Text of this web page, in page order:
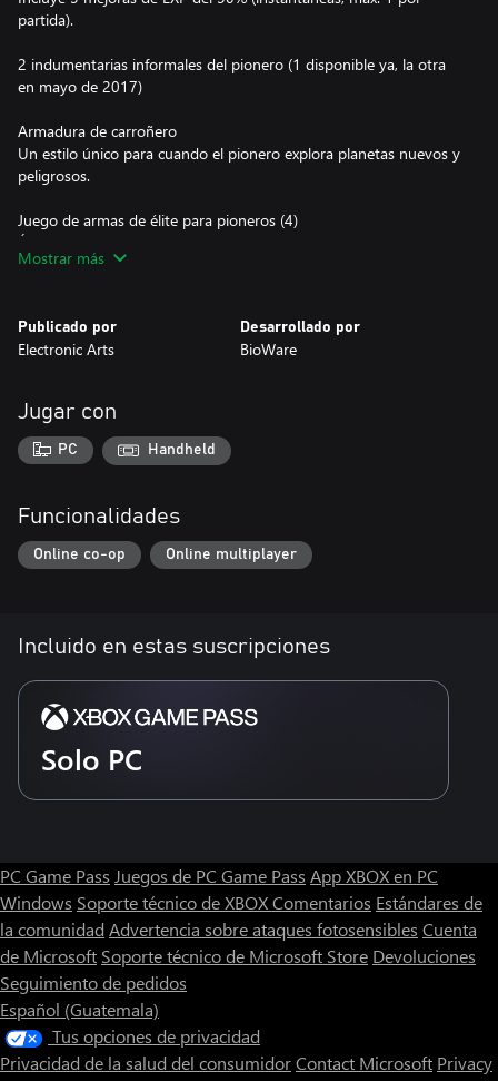
partida).
2 indumentarias informales del pionero (1 disponible ya, la otra
en mayo de 2017)
Armadura de carroñero
Un estilo único para cuando el pionero explora planetas nuevos y
peligrosos.
Juego de armas de élite para pioneros (4)
Ábrete paso a tiros en Andrómeda con estas armas exclusivas.
bordo de la Tempest.
Multiplayer Deluxe Launch Pack: disfruta del juego cooperativo
desde el primer día con el Multiplayer Launch Pack que incluye
objetos ideales para empezar a progresar (instantáneos).
www.ea.com/es-mx/legal PARA MÁS DETALLES.
Mostrar más
Publicado por
Electronic Arts
Desarrollado por
BioWare
Jugar con
PC Handheld
Funcionalidades
Online co-op Online multiplayer
Incluido en estas suscripciones
Solo PC
PC Game Pass Juegos de PC Game Pass App XBOX en PC
Windows Soporte técnico de XBOXComentarios Estándares de
la comunidad Advertencia sobre ataques fotosensibles Cuenta
de Microsoft Soporte técnico de Microsoft Store Devoluciones
Seguimiento de pedidos
Español (Guatemala)
Tus opciones de privacidad
Privacidad de la salud del consumidorContact Microsoft Privacy